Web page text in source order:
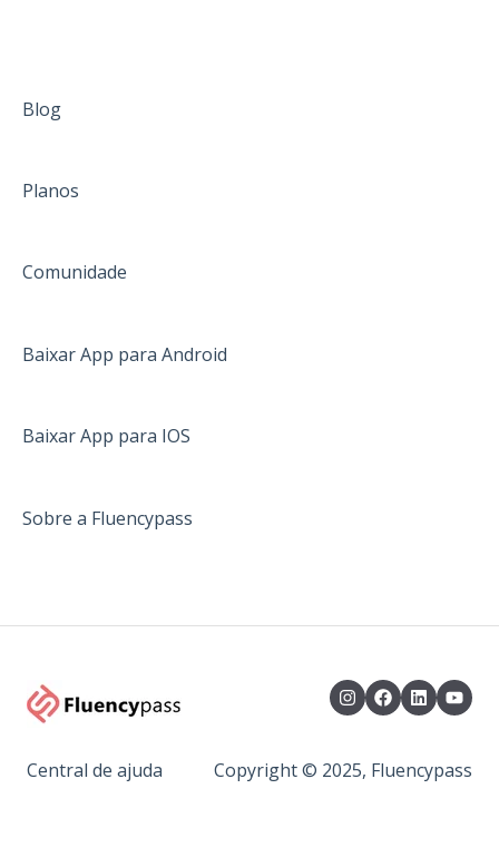
Blog
Planos
Comunidade
Baixar App para Android
Baixar App para IOS
Sobre a Fluencypass
Central de ajuda Copyright © 2025, Fluencypass